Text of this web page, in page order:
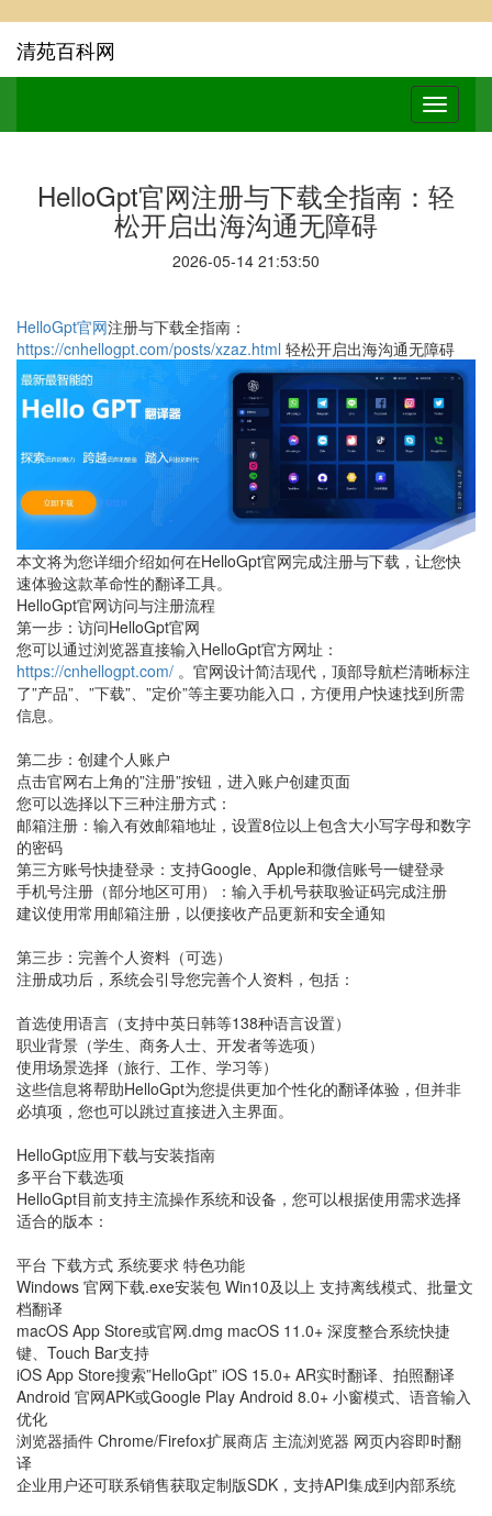
清苑百科网
HelloGpt官网注册与下载全指南：轻
松开启出海沟通无障碍
2026-05-14 21:53:50
HelloGpt官网注册与下载全指南：
https://cnhellogpt.com/posts/xzaz.html 轻松开启出海沟通无障碍
本文将为您详细介绍如何在HelloGpt官网完成注册与下载，让您快
速体验这款革命性的翻译工具。
HelloGpt官网访问与注册流程
第一步：访问HelloGpt官网
您可以通过浏览器直接输入HelloGpt官方网址：
https://cnhellogpt.com/ 。官网设计简洁现代，顶部导航栏清晰标注
了”产品”、”下载”、”定价”等主要功能入口，方便用户快速找到所需
信息。
第二步：创建个人账户
点击官网右上角的”注册”按钮，进入账户创建页面
您可以选择以下三种注册方式：
邮箱注册：输入有效邮箱地址，设置8位以上包含大小写字母和数字
的密码
第三方账号快捷登录：支持Google、Apple和微信账号一键登录
手机号注册（部分地区可用）：输入手机号获取验证码完成注册
建议使用常用邮箱注册，以便接收产品更新和安全通知
第三步：完善个人资料（可选）
注册成功后，系统会引导您完善个人资料，包括：
首选使用语言（支持中英日韩等138种语言设置）
职业背景（学生、商务人士、开发者等选项）
使用场景选择（旅行、工作、学习等）
这些信息将帮助HelloGpt为您提供更加个性化的翻译体验，但并非
必填项，您也可以跳过直接进入主界面。
HelloGpt应用下载与安装指南
多平台下载选项
HelloGpt目前支持主流操作系统和设备，您可以根据使用需求选择
适合的版本：
平台 下载方式 系统要求 特色功能
Windows 官网下载.exe安装包 Win10及以上 支持离线模式、批量文
档翻译
macOS App Store或官网.dmg macOS 11.0+ 深度整合系统快捷
键、Touch Bar支持
iOS App Store搜索”HelloGpt” iOS 15.0+ AR实时翻译、拍照翻译
Android 官网APK或Google Play Android 8.0+ 小窗模式、语音输入
优化
浏览器插件 Chrome/Firefox扩展商店 主流浏览器 网页内容即时翻
译
企业用户还可联系销售获取定制版SDK，支持API集成到内部系统